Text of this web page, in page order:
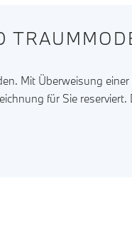
Mit Überweisung
für Sie